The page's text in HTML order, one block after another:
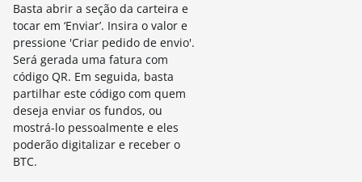
Basta abrir a seção da carteira e
tocar em ‘Enviar’. Insira o valor e
pressione 'Criar pedido de envio'.
Será gerada uma fatura com
código QR. Em seguida, basta
partilhar este código com quem
deseja enviar os fundos, ou
mostrá-lo pessoalmente e eles
poderão digitalizar e receber o
BTC.